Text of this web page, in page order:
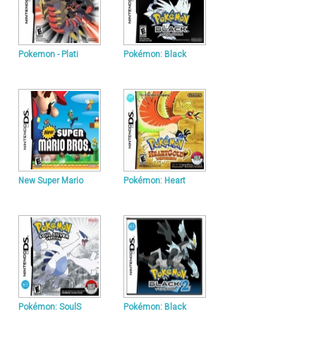
Pokemon - Plati Pokémon: Black
New Super Mario Pokémon: Heart
Pokémon: SoulS Pokémon: Black